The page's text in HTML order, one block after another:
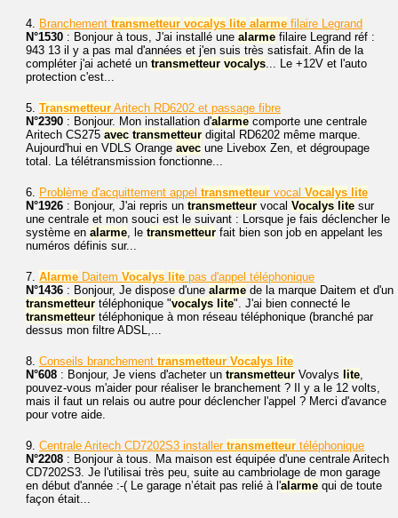
4. Branchement transmetteur vocalys lite alarme filaire Legrand
N°1530 : Bonjour à tous, J'ai installé une alarme filaire Legrand réf :
943 13 il y a pas mal d'années et j'en suis très satisfait. Afin de la
compléter j'ai acheté un transmetteur vocalys... Le +12V et l'auto
protection c'est...
5. Transmetteur Aritech RD6202 et passage fibre
N°2390 : Bonjour. Mon installation d'alarme comporte une centrale
Aritech CS275 avec transmetteur digital RD6202 même marque.
Aujourd'hui en VDLS Orange avec une Livebox Zen, et dégroupage
total. La télétransmission fonctionne...
6. Problème d'acquittement appel transmetteur vocal Vocalys lite
N°1926 : Bonjour, J'ai repris un transmetteur vocal Vocalys lite sur
une centrale et mon souci est le suivant : Lorsque je fais déclencher le
système en alarme, le transmetteur fait bien son job en appelant les
numéros définis sur...
7. Alarme Daitem Vocalys lite pas d'appel téléphonique
N°1436 : Bonjour, Je dispose d'une alarme de la marque Daitem et d'un
transmetteur téléphonique "vocalys lite". J'ai bien connecté le
transmetteur téléphonique à mon réseau téléphonique (branché par
dessus mon filtre ADSL,...
8. Conseils branchement transmetteur Vocalys lite
N°608 : Bonjour, Je viens d'acheter un transmetteur Vovalys lite,
pouvez-vous m'aider pour réaliser le branchement ? Il y a le 12 volts,
mais il faut un relais ou autre pour déclencher l'appel ? Merci d'avance
pour votre aide.
9. Centrale Aritech CD7202S3 installer transmetteur téléphonique
N°2208 : Bonjour à tous. Ma maison est équipée d'une centrale Aritech
CD7202S3. Je l'utilisai très peu, suite au cambriolage de mon garage
en début d'année :-( Le garage n’était pas relié à l'alarme qui de toute
façon était...